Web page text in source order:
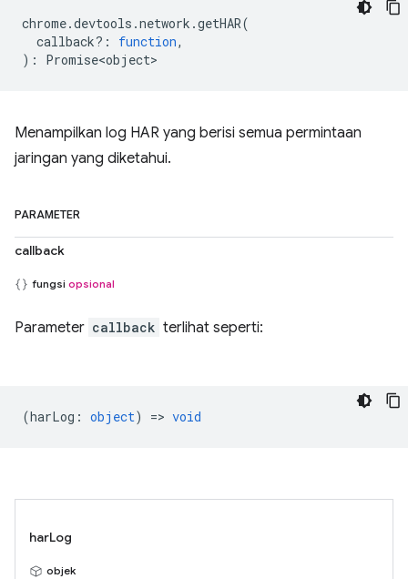
chrome.devtools .network .getHAR(
callback? : function,
) : Promise<object>
Menampilkan log HAR yang berisi semua permintaan
jaringan yang diketahui.
PARAMETER
callback
fungsi opsional
Parameter callback terlihat seperti:
(harLog : object) => void
harLog
objek